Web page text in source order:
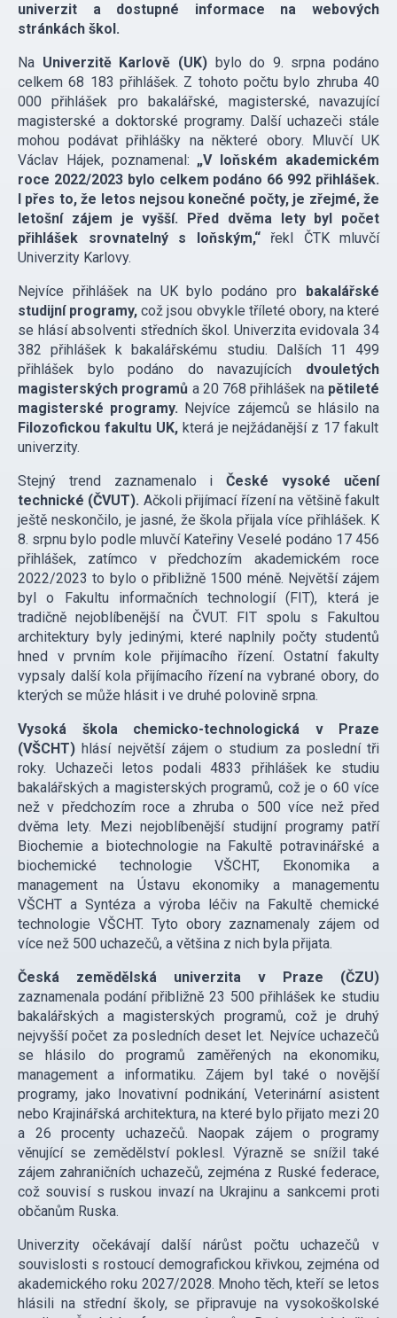
univerzit a dostupné informace na webových
stránkách škol.
Na Univerzitě Karlově (UK) bylo do 9. srpna podáno
celkem 68 183 přihlášek. Z tohoto počtu bylo zhruba 40
000 přihlášek pro bakalářské, magisterské, navazující
magisterské a doktorské programy. Další uchazeči stále
mohou podávat přihlášky na některé obory. Mluvčí UK
Václav Hájek, poznamenal: „V loňském akademickém
roce 2022/2023 bylo celkem podáno 66 992 přihlášek.
I přes to, že letos nejsou konečné počty, je zřejmé, že
letošní zájem je vyšší. Před dvěma lety byl počet
přihlášek srovnatelný s loňským,“řekl ČTK mluvčí
Univerzity Karlovy.
Nejvíce přihlášek na UK bylo podáno pro bakalářské
studijní programy, což jsou obvykle tříleté obory, na které
se hlásí absolventi středních škol. Univerzita evidovala 34
382 přihlášek k bakalářskému studiu. Dalších 11 499
přihlášek bylo podáno do navazujících dvouletých
magisterských programů a 20 768 přihlášek napětileté
magisterské programy. Nejvíce zájemců se hlásilo na
Filozofickou fakultu UK, která je nejžádanější z 17 fakult
univerzity.
Stejný trend zaznamenalo i České vysoké učení
technické (ČVUT). Ačkoli přijímací řízení na většině fakult
ještě neskončilo, je jasné, že škola přijala více přihlášek. K
8. srpnu bylo podle mluvčí Kateřiny Veselé podáno 17 456
přihlášek, zatímco v předchozím akademickém roce
2022/2023 to bylo o přibližně 1500 méně. Největší zájem
byl o Fakultu informačních technologií (FIT), která je
tradičně nejoblíbenější na ČVUT. FIT spolu s Fakultou
architektury byly jedinými, které naplnily počty studentů
hned v prvním kole přijímacího řízení. Ostatní fakulty
vypsaly další kola přijímacího řízení na vybrané obory, do
kterých se může hlásit i ve druhé polovině srpna.
Vysoká škola chemicko-technologická v Praze
(VŠCHT)hlásí největší zájem o studium za poslední tři
roky. Uchazeči letos podali 4833 přihlášek ke studiu
bakalářských a magisterských programů, což je o 60 více
než v předchozím roce a zhruba o 500 více než před
dvěma lety. Mezi nejoblíbenější studijní programy patří
Biochemie a biotechnologie na Fakultě potravinářské a
biochemické technologie VŠCHT, Ekonomika a
management na Ústavu ekonomiky a managementu
VŠCHT a Syntéza a výroba léčiv na Fakultě chemické
technologie VŠCHT. Tyto obory zaznamenaly zájem od
více než 500 uchazečů, a většina z nich byla přijata.
Česká zemědělská univerzita v Praze (ČZU)
zaznamenala podání přibližně 23 500 přihlášek ke studiu
bakalářských a magisterských programů, což je druhý
nejvyšší počet za posledních deset let. Nejvíce uchazečů
se hlásilo do programů zaměřených na ekonomiku,
management a informatiku. Zájem byl také o novější
programy, jako Inovativní podnikání, Veterinární asistent
nebo Krajinářská architektura, na které bylo přijato mezi 20
a 26 procenty uchazečů. Naopak zájem o programy
věnující se zemědělství poklesl. Výrazně se snížil také
zájem zahraničních uchazečů, zejména z Ruské federace,
což souvisí s ruskou invazí na Ukrajinu a sankcemi proti
občanům Ruska.
Univerzity očekávají další nárůst počtu uchazečů v
souvislosti s rostoucí demografickou křivkou, zejména od
akademického roku 2027/2028. Mnoho těch, kteří se letos
hlásili na střední školy, se připravuje na vysokoškolské